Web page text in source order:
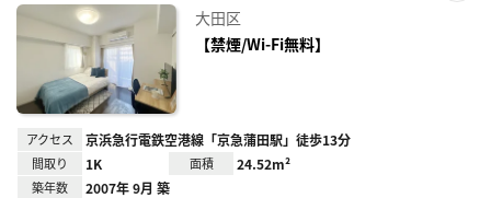
大田区
【禁煙/Wi-Fi無料】
アクセス 京浜急行電鉄空港線「京急蒲田駅」徒歩13分
間取り 1K 面積 24.52m²
築年数 2007年 9月 築